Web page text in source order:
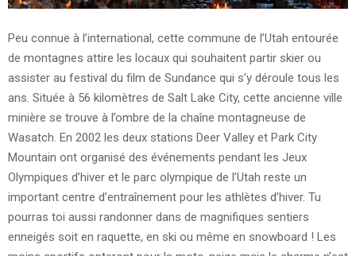
Peu connue à l’international, cette commune de l’Utah entourée
de montagnes attire les locaux qui souhaitent partir skier ou
assister au festival du film de Sundance qui s’y déroule tous les
ans. Située à 56 kilomètres de Salt Lake City, cette ancienne ville
minière se trouve à l’ombre de la chaîne montagneuse de
Wasatch. En 2002 les deux stations Deer Valley et Park City
Mountain ont organisé des événements pendant les Jeux
Olympiques d’hiver et le parc olympique de l’Utah reste un
important centre d’entraînement pour les athlètes d’hiver. Tu
pourras toi aussi randonner dans de magnifiques sentiers
enneigés soit en raquette, en ski ou même en snowboard ! Les